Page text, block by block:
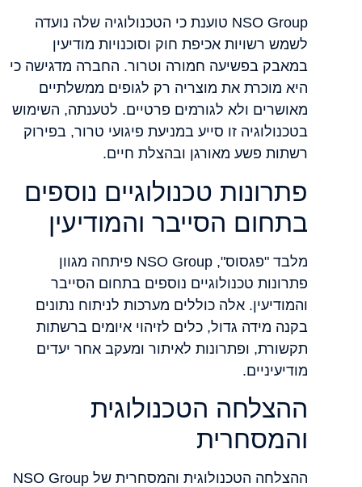
NSO Group טוענת כי הטכנולוגיה שלה נועדה
לשמש רשויות אכיפת חוק וסוכנויות מודיעין
במאבק בפשיעה חמורה וטרור. החברה מדגישה כי
היא מוכרת את מוצריה רק לגופים ממשלתיים
מאושרים ולא לגורמים פרטיים. לטענתה, השימוש
בטכנולוגיה זו סייע במניעת פיגועי טרור, בפירוק
רשתות פשע מאורגן ובהצלת חיים.
פתרונות טכנולוגיים נוספים
בתחום הסייבר והמודיעין
מלבד "פגסוס", NSO Group פיתחה מגוון
פתרונות טכנולוגיים נוספים בתחום הסייבר
והמודיעין. אלה כוללים מערכות לניתוח נתונים
בקנה מידה גדול, כלים לזיהוי איומים ברשתות
תקשורת, ופתרונות לאיתור ומעקב אחר יעדים
מודיעיניים.
ההצלחה הטכנולוגית
והמסחרית
ההצלחה הטכנולוגית והמסחרית של NSO Group